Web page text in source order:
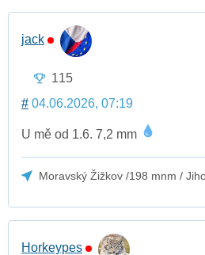
jack
115
# 04.06.2026, 07:19
U mě od 1.6. 7,2 mm
Moravský Žižkov /198 mnm /
Horkeypes